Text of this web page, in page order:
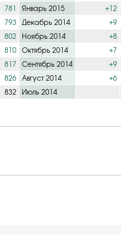
781 Январь 2015
+12
793 Декабрь 2014
+9
802 Ноябрь 2014
+8
810 Октябрь 2014
+7
817 Сентябрь 2014
+9
826 Август 2014
+6
832 Июль 2014